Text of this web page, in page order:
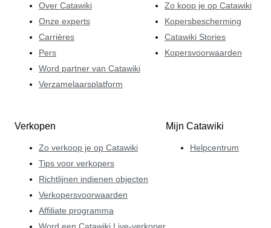
Over Catawiki
Onze experts
Carrières
Pers
Word partner van Catawiki
Verzamelaarsplatform
Zo koop je op Catawiki
Kopersbescherming
Catawiki Stories
Kopersvoorwaarden
Verkopen
Zo verkoop je op Catawiki
Tips voor verkopers
Richtlijnen indienen objecten
Verkopersvoorwaarden
Affiliate programma
Mijn Catawiki
Helpcentrum